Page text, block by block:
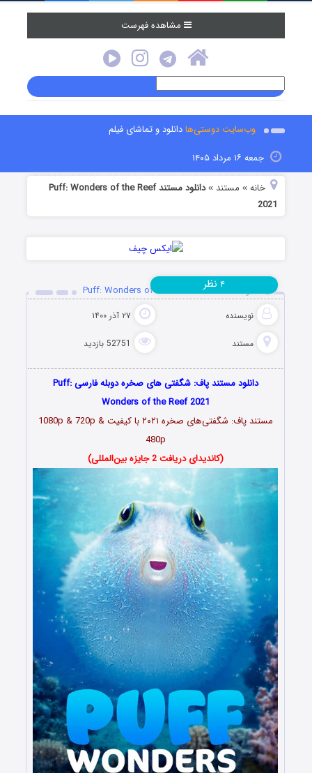
مشاهده فهرست
وب‌سایت دوستی‌هادانلود و تماشای فیلم
جمعه ۱۶ مرداد ۱۴۰۵
خانه » مستند »
دانلود مستند Puff: Wonders of the Reef
2021
دانلود مستند Puff: Wonders of the Reef 2021
نویسنده ۲۷ آذر ۱۴۰۰
مستند 52751 بازدید
۴ نظر
دانلود مستند پاف: شگفتی های صخره دوبله فارسی Puff:
Wonders of the Reef 2021
مستندپاف: شگفتی‌های صخره ۲۰۲۱
با کیفیت 1080p & 720p &
480p
(کاندیدای دریافت 2 جایزه بین‌المللی)